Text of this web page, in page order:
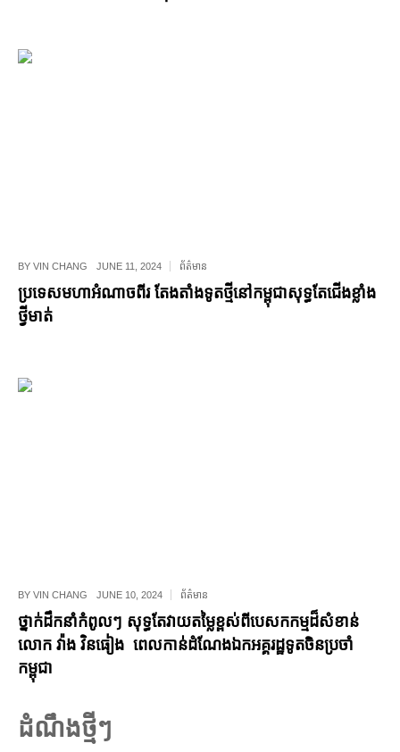
BY VIN CHANG JUNE 11, 2024 ព័ត៌មាន
ប្រទេសមហាអំណាចពីរ តែងតាំងទូតថ្មីនៅកម្ពុជាសុទ្ធតែជើងខ្លាំង
ថ្វីមាត់
BY VIN CHANG JUNE 10, 2024 ព័ត៌មាន
ថ្នាក់ដឹកនាំកំពូលៗ សុទ្ធតែវាយតម្លៃខ្ពស់ពីបេសកកម្មដ៏សំខាន់
លោក វ៉ាង វិនធៀង ពេលកាន់ដំណែងឯកអគ្គរដ្ឋទូតចិនប្រចាំ
កម្ពុជា
ដំណឹងថ្មីៗ